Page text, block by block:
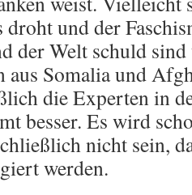
und der
der Welt schuld sind
Somalia und
die Experten in
besser. Es wird
nicht sein,
werden.